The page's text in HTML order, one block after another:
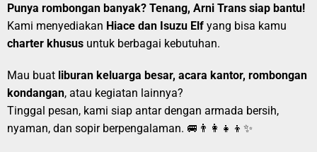
Punya rombongan banyak? Tenang, Arni Trans siap bantu!
Kami menyediakan Hiace dan Isuzu Elf yang bisa kamu
charter khusus untuk berbagai kebutuhan.
Mau buat liburan keluarga besar, acara kantor, rombongan
kondangan, atau kegiatan lainnya?
Tinggal pesan, kami siap antar dengan armada bersih,
nyaman, dan sopir berpengalaman. 🚐👨‍👩‍👧‍👦✨